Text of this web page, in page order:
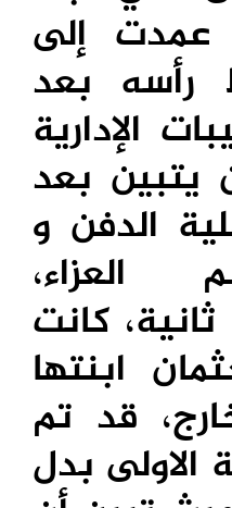
عمدت إلى
رأسه بعد
الإدارية
يتبين بعد
الدفن و
العزاء،
كانت
ابنتها
قد تم
الاولى بدل